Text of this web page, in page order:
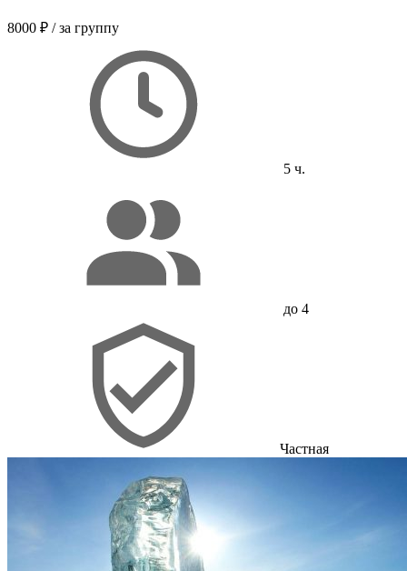
8000 ₽ / за группу
5 ч.
до 4
Частная